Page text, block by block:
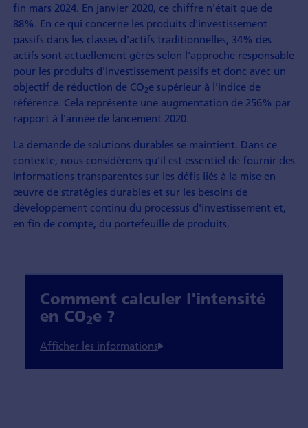
fin mars 2024. En janvier 2020, ce chiffre n'était que de
88%. En ce qui concerne les produits d'investissement
passifs dans les classes d'actifs traditionnelles, 34% des
actifs sont actuellement gérés selon l'approche responsable
pour les produits d'investissement passifs et donc avec un
objectif de réduction de CO2e supérieur à l'indice de
référence. Cela représente une augmentation de 256% par
rapport à l'année de lancement 2020.
La demande de solutions durables se maintient. Dans ce
contexte, nous considérons qu'il est essentiel de fournir des
informations transparentes sur les défis liés à la mise en
œuvre de stratégies durables et sur les besoins de
développement continu du processus d'investissement et,
en fin de compte, du portefeuille de produits.
Comment calculer l'intensité
en CO2e ?